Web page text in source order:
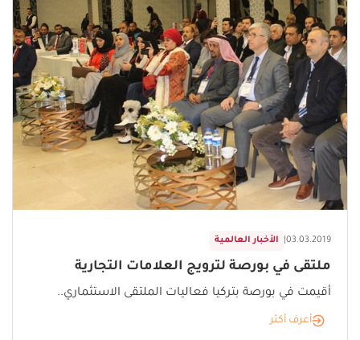
الأخبار العالمية 03.03.2019
ملتقى في بورصة لترويج العلامات التجارية
أقيمت في بورصة بتركيا فعاليات الملتقى الاستثماري..
أعرف أكثر